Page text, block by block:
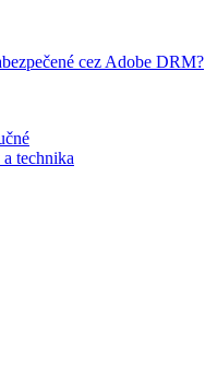
cez Adobe DRM?
technika